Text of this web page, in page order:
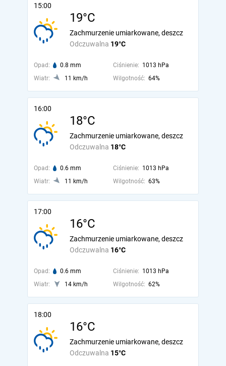
15:00
19°C
Odczuwalna 19°C
Zachmurzenie umiarkowane, deszcz
Opad: 0.8 mm Ciśnienie: 1013 hPa
Wiatr:
11 km/h Wilgotność: 64%
16:00
18°C
Odczuwalna 18°C
Zachmurzenie umiarkowane, deszcz
Opad: 0.6 mm Ciśnienie: 1013 hPa
Wiatr:
11 km/h Wilgotność: 63%
17:00
16°C
Odczuwalna 16°C
Zachmurzenie umiarkowane, deszcz
Opad: 0.6 mm Ciśnienie: 1013 hPa
Wiatr:
14 km/h Wilgotność: 62%
18:00
16°C
Odczuwalna 15°C
Zachmurzenie umiarkowane, deszcz